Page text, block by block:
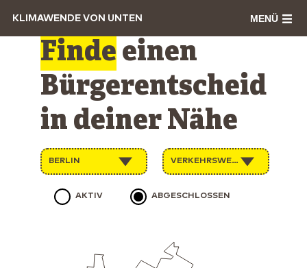
KLIMAWENDE VON UNTEN MENÜ
Finde einen
Bürgerentscheid
in deiner Nähe
BERLIN VERKEHRSWENDE
AKTIV ABGESCHLOSSEN